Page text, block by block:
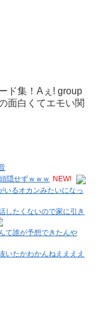
ド集！Aぇ! group
面白くてエモい関
隠せずｗｗｗ NEW!
いるオカンみたいになっ
したくないので家に引き
て誰が予想できたんや
いたかわかんねええええ